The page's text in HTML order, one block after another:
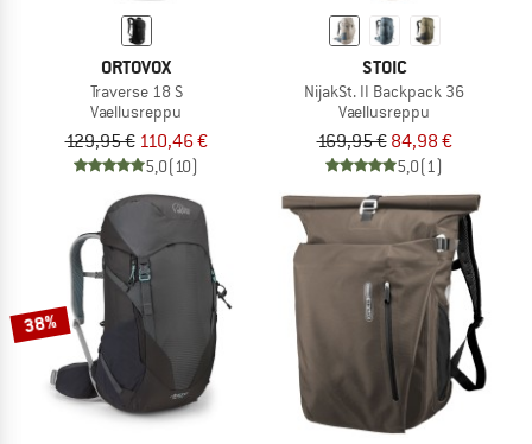
ORTOVOX
Traverse 18 S
Vaellusreppu
129,95 € 110,46 €
5,0(10)
STOIC
NijakSt. II Backpack 36
Vaellusreppu
169,95 € 84,98 €
5,0(1)
38%